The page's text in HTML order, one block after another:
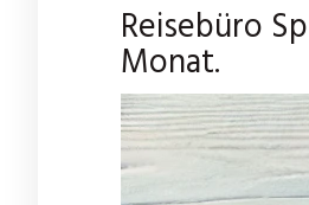
Reisebüro
Monat.